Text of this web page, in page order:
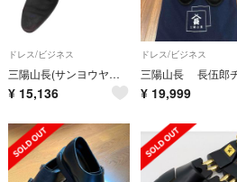
ドレス/ビジネス
三陽山長(サンヨウヤマチョウ) 修一郎 シングルモンク スエードシューズ メンズ
¥ 15,136
ドレス/ビジネス
¥ 19,999